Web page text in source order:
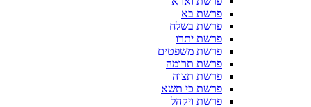
פרשת בא
פרשת בשלח
פרשת יתרו
פרשת משפטים
פרשת תרומה
פרשת תצוה
פרשת כי תשא
פרשת ויקהל